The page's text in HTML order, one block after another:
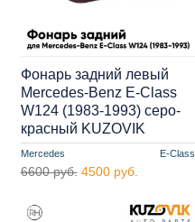
Mercedes E-Class
Фонарь задний левый
Mercedes-Benz E-Class
W124 (1983-1993) серо-
красный KUZOVIK
6600 руб. 4500 руб.